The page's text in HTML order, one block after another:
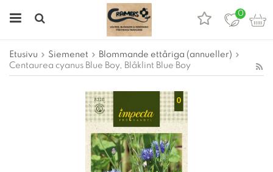
0
Etusivu Siemenet
Blommande ettåriga (annueller)
Centaurea cyanus Blue Boy, Blåklint Blue Boy